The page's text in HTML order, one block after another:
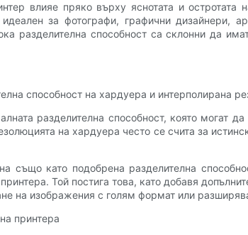
влияе пряко върху яснотата и
за фотографи, графични дизайнери,
разделителна способност са склонни да
способност на хардуера и интерполирана
разделителна способност, която могат
на хардуера често се счита за
също като подобрена разделителна
Той постига това, като добавя
на изображения с голям формат или
принтера